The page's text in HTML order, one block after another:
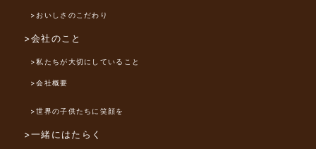
>おいしさのこだわり
>会社のこと
>私たちが大切にしていること
>会社概要
>世界の子供たちに笑顔を
>一緒にはたらく